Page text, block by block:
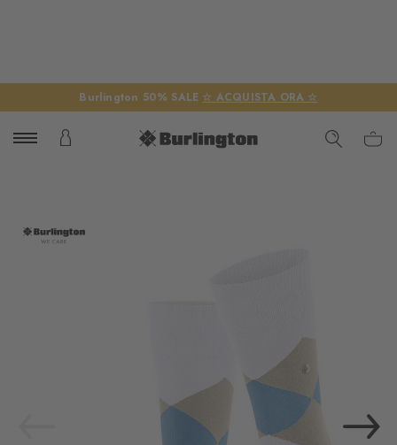
Burlington 50% SALE ☆ ACQUISTA ORA ☆